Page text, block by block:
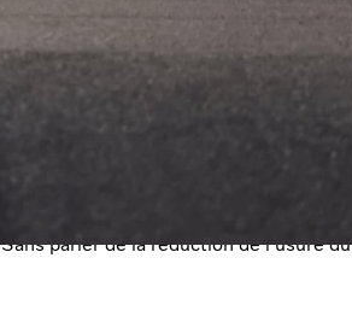
énergétique et de
parler de la réduction de l'usure du